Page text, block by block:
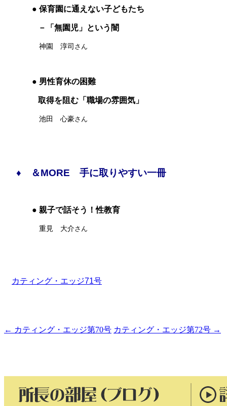
● 保育園に通えない子どもたち
－ 「無園児」という闇
神園 淳司 さん
● 男性育休の困難
取得を阻む「職場の雰囲気」
池田 心豪さん
♦ ＆MORE 手に取りやすい一冊
● 親子で話そう！性教育
重見 大介さん
カティング・エッジ71号
投
← カティング・エッジ第70号 カティング・エッジ第72号 →